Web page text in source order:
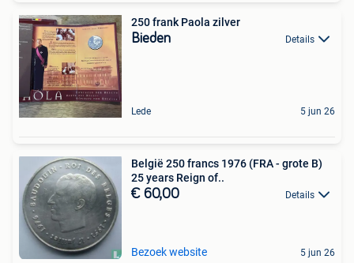
250 frank Paola zilver
Bieden Details
Lede 5 jun 26
België 250 francs 1976 (FRA - grote B)
25 years Reign of..
€ 60,00 Details
Bezoek website 5 jun 26